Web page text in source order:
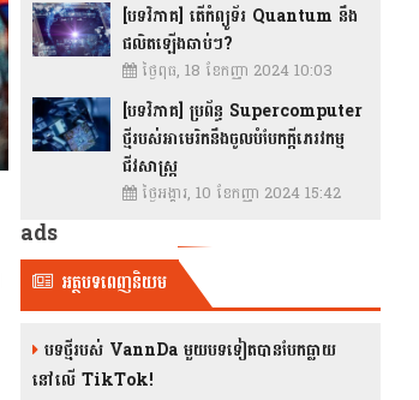
[បទវិភាគ] តើកំព្យូទ័រ Quantum នឹង
ផលិតឡើងឆាប់ៗ?
ថ្ងៃពុធ, 18 ខែកញ្ញា 2024 10:03
[បទវិភាគ] ប្រព័ន្ធ Supercomputer
ថ្មីរបស់អាមេរិកនឹងចូលបំបែកក្តីភេរវកម្ម
ជីវសាស្រ្ត
ថ្ងៃអង្គារ, 10 ខែកញ្ញា 2024 15:42
ads
អត្ថបទពេញនិយម
បទថ្មីរបស់ VannDa មួយបទទៀតបានបែកធ្លាយ
នៅលើ TikTok!